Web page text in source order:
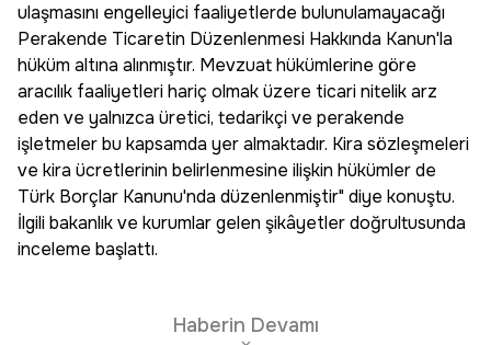
ulaşmasını engelleyici faaliyetlerde bulunulamayacağı
Perakende Ticaretin Düzenlenmesi Hakkında Kanun'la
hüküm altına alınmıştır. Mevzuat hükümlerine göre
aracılık faaliyetleri hariç olmak üzere ticari nitelik arz
eden ve yalnızca üretici, tedarikçi ve perakende
işletmeler bu kapsamda yer almaktadır. Kira sözleşmeleri
ve kira ücretlerinin belirlenmesine ilişkin hükümler de
Türk Borçlar Kanunu'nda düzenlenmiştir" diye konuştu.
İlgili bakanlık ve kurumlar gelen şikâyetler doğrultusunda
inceleme başlattı.
Haberin Devamı